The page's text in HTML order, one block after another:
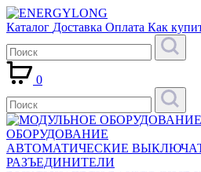
Каталог Доставка Оплата Как
0
ОБОРУДОВАНИЕ
АВТОМАТИЧЕСКИЕ
РАЗЪЕДИНИТЕЛИ